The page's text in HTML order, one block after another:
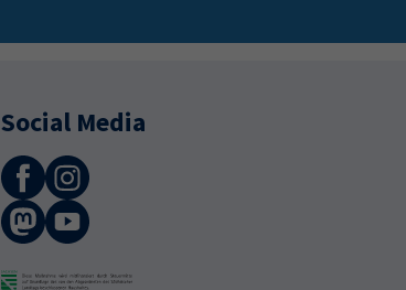
Social Media